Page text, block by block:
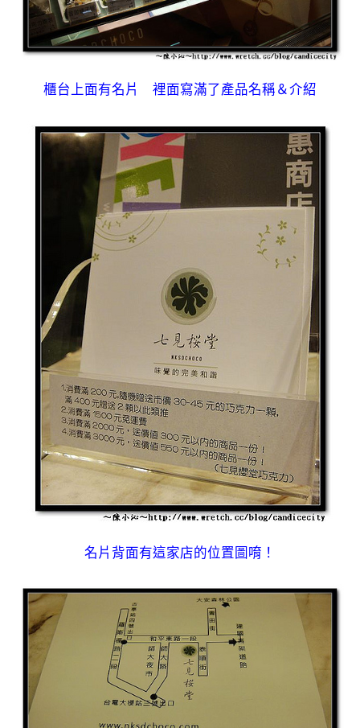
櫃台上面有名片 裡面寫滿了產品名稱＆介紹
名片背面有這家店的位置圖唷！